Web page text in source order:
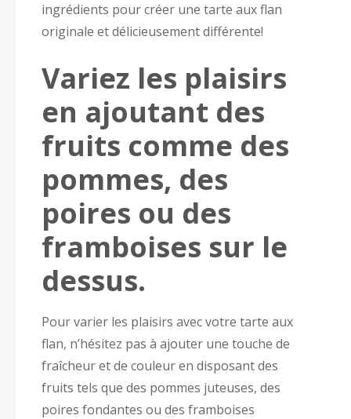
ingrédients pour créer une tarte aux flan
originale et délicieusement différente!
Variez les plaisirs
en ajoutant des
fruits comme des
pommes, des
poires ou des
framboises sur le
dessus.
Pour varier les plaisirs avec votre tarte aux
flan, n’hésitez pas à ajouter une touche de
fraîcheur et de couleur en disposant des
fruits tels que des pommes juteuses, des
poires fondantes ou des framboises